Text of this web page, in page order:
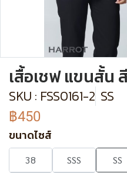
เสื้อเชฟ แขนสั้น
SKU : FSS0161-2 SS
฿450
ขนาดไซส์
38 SSS SS